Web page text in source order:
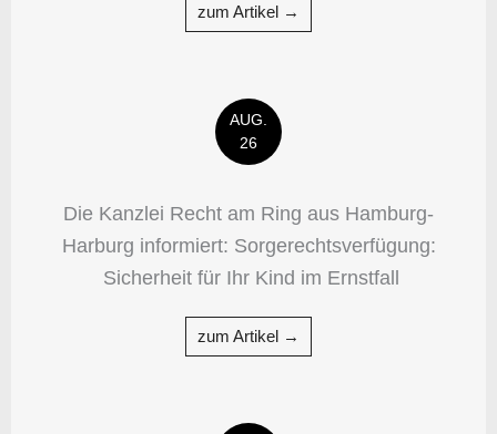
zum Artikel →
AUG.
26
Die Kanzlei Recht am Ring aus Hamburg-
Harburg informiert: Sorgerechtsverfügung:
Sicherheit für Ihr Kind im Ernstfall
zum Artikel →